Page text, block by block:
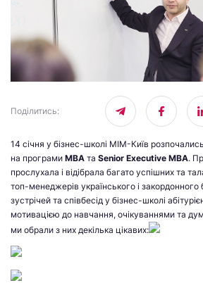
Поділитись:
14 січня у бізнес-школі МІМ-Київ
на програми MBA та Senior Executive MBA.
прослухала і відібрала багато успішних та
топ-менеджерів українського і закордонного
зустрічей та співбесід у бізнес-школі
мотивацією до навчання, очікуваннями та
ми обрали з них декілька цікавих: